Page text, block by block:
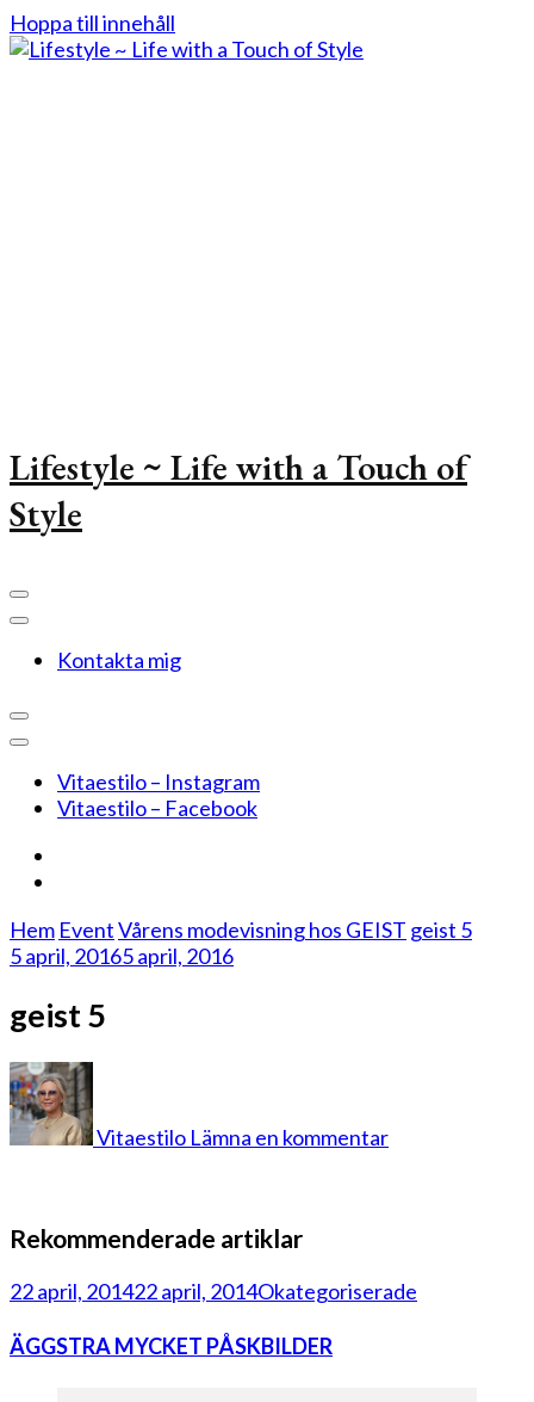
Hoppa till innehåll
Lifestyle ~ Life with a Touch of
Style
Kontakta mig
Vitaestilo – Instagram
Vitaestilo – Facebook
Hem EventVårens modevisning hos GEIST geist 5
5 april, 20165 april, 2016
geist 5
Vitaestilo Lämna en kommentar
Rekommenderade artiklar
22 april, 201422 april, 2014Okategoriserade
ÄGGSTRA MYCKET PÅSKBILDER